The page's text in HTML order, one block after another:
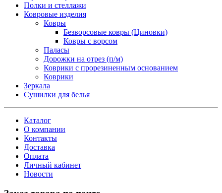
Полки и стеллажи
Ковровые изделия
Ковры
Безворсовые ковры (Циновки)
Ковры с ворсом
Паласы
Дорожки на отрез (п/м)
Коврики с прорезиненным основанием
Коврики
Зеркала
Сушилки для белья
Каталог
О компании
Контакты
Доставка
Оплата
Личный кабинет
Новости